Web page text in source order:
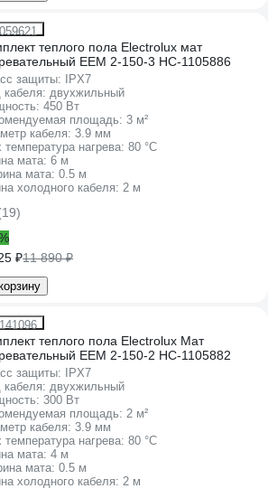
теплого пола Electrolux мат
EEM 2-150-3 НС-1105886
защиты:
IPХ7
кабеля: двухжильный
450 Вт
площадь: 3 м²
кабеля: 3.9 мм
температура нагрева: 80 °С
мата: 6 м
мата: 0.5 м
холодного кабеля: 2 м
₽11 890 ₽
теплого пола Electrolux Мат
EEM 2-150-2 НС-1105882
защиты:
IPХ7
кабеля: двухжильный
300 Вт
площадь: 2 м²
кабеля: 3.9 мм
температура нагрева: 80 °С
мата: 4 м
мата: 0.5 м
холодного кабеля: 2 м